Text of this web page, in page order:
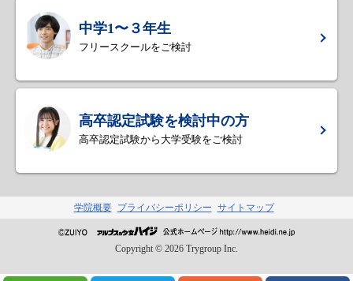
中学1〜３年生
フリースクールをご検討
高卒認定試験を検討中の方
高卒認定試験から大学受験をご検討
学院概要 プライバシーポリシー サイトマップ
Copyright © 2026 Trygroup Inc.